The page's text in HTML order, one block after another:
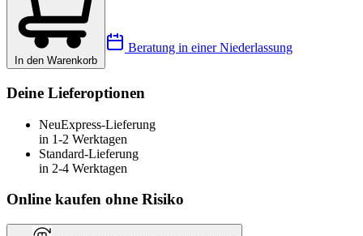
In den Warenkorb
Beratung in einer Niederlassung
Deine Lieferoptionen
NeuExpress-Lieferung
in 1-2 Werktagen
Standard-Lieferung
in 2-4 Werktagen
Online kaufen ohne Risiko